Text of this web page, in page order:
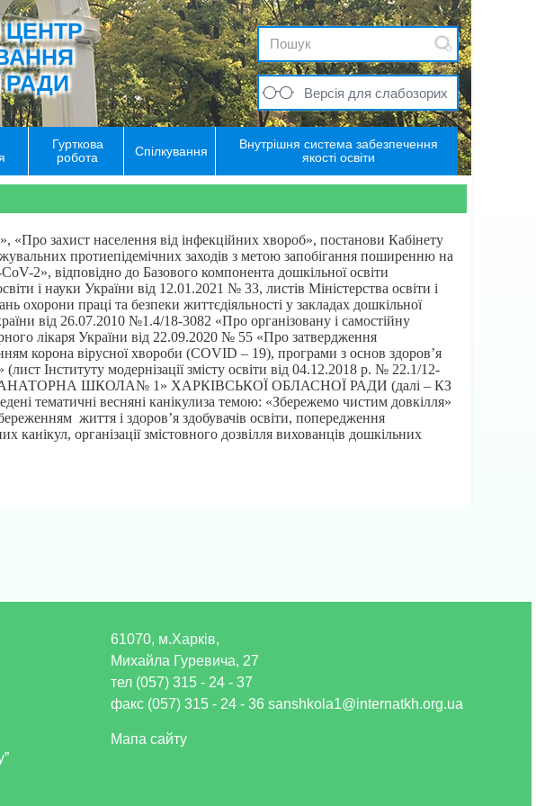
ЦЕНТР
РАДИ
Версія для слабозорих
Гурткова
робота
Спілкування
Внутрішня система забезпечення
якості освіти
захист населення від інфекційних хвороб», постанови Кабінету
протиепідемічних заходів з метою запобігання поширенню на
2», відповідно до Базового компонента дошкільної освіти
і науки України від 12.01.2021 № 33, листів Міністерства освіти і
праці та безпеки життєдіяльності у закладах дошкільної
від 26.07.2010 №1.4/18-3082 «Про організовану і самостійну
лікаря України від 22.09.2020 № 55 «Про затвердження
корона вірусної хвороби (COVID – 19), програми з основ здоров’я
Інституту модернізації змісту освіти від 04.12.2018 р. № 22.1/12-
САНАТОРНА ШКОЛА№ 1» ХАРКІВСЬКОЇ ОБЛАСНОЇ РАДИ (далі – КЗ
тематичні весняні канікулиза темою: «Збережемо чистим довкілля»
життя і здоров’я здобувачів освіти, попередження
організації змістовного дозвілля вихованців дошкільних
61070, м.Харків,
Михайла Гуревича, 27
тел (057) 315 - 24 - 37
факс (057) 315 - 24 - 36 sanshkola1@internatkh.org.ua
Мапа сайту